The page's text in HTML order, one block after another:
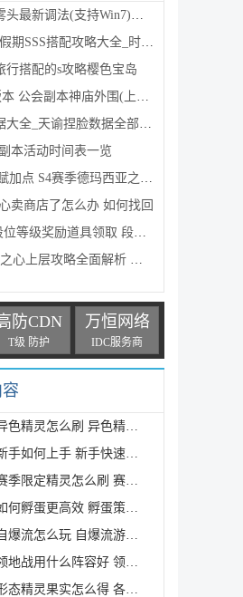
新调法(支持Win7)图文攻略
搭配攻略大全_时尚旅行完美假期1-15
行搭配的s攻略樱色宝岛
会副本神庙外围(上层)攻略心得
全_天谕捏脸数据全部汇总
本活动时间表一览
S4赛季德玛西亚之力符文与出装推
卖商店了怎么办 如何找回
奖励道具领取 段位等级奖励大全
层攻略全面解析 挑战拉格罗斯
防CDN
T级 防护
万恒网络
IDC服务商
洛克王国世界异色精灵怎么刷 异色精灵高效刷取指南
洛克王国世界新手如何上手 新手快速入门教学
洛克王国世界赛季限定精灵怎么刷 赛季限定奇遇精灵刷
洛克王国世界如何孵蛋更高效 孵蛋策略分享
洛克王国世界自爆流怎么玩 自爆流游玩心得
洛克王国世界领地战用什么阵容好 领地战速通阵容推荐
洛克王国世界形态精灵果实怎么得 各形态精灵果实获取